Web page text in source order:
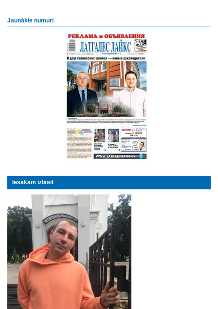
Jaunākie numuri
Iesakām izlasīt